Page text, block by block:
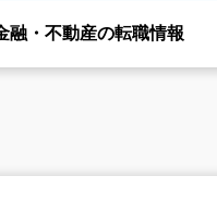
融・不動産の転職情報